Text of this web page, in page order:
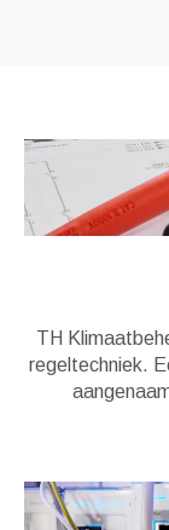
TH
regeltechniek.